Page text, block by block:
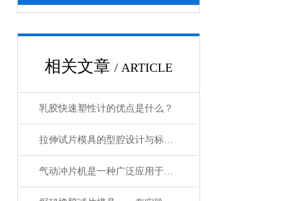
相关文章 / ARTICLE
乳胶快速塑性计的优点是什么？
拉伸试片模具的型腔设计与标准试样制备技术分析
气动冲片机是一种广泛应用于金属加工行业的设备